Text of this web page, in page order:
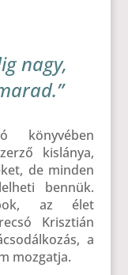
nagy,
könyvében
kislánya,
de minden
bennük.
az élet
Krisztián
a
mozgatja.